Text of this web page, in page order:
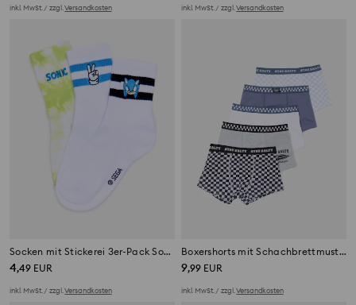
inkl. MwSt. / zzgl.Versandkosten inkl. MwSt. / zzgl.Versandkosten
Socken mit Stickerei 3er-Pack Sonic the Hedgehog
4,49 EUR
inkl. MwSt. / zzgl.Versandkosten
Boxershorts mit Schachbrettmuster 5er-Pack
9,99 EUR
inkl. MwSt. / zzgl.Versandkosten